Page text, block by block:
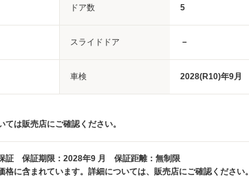
ドア数 5
スライドドア －
車検 2028(R10)年9月
ては販売店にご確認ください。
証 保証期限：2028年9 月 保証距離：無制限
格に含まれています。詳細については、販売店にご確認ください。